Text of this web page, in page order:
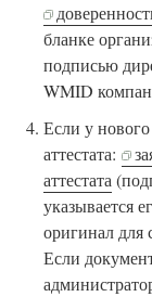
бланке
подписью
WMID
Если у
аттестата:
аттестата
указывается
оригинал для
Если